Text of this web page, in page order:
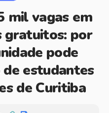
mil vagas em
gratuitos: por
pode
estudantes
de Curitiba